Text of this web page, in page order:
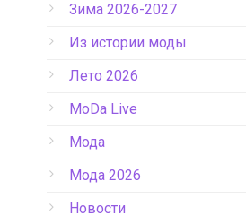
Зима 2026-2027
Из истории моды
Лето 2026
МоDа Live
Мода
Мода 2026
Новости